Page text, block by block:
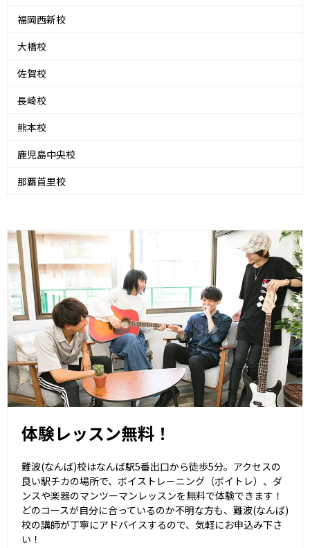
福岡西新校
大橋校
佐賀校
長崎校
熊本校
鹿児島中央校
那覇首里校
体験レッスン無料！
難波(なんば)校はなんば駅5番出口から徒歩5分。アクセスの
良い駅チカの場所で、ボイストレーニング（ボイトレ）、ダ
ンスや楽器のマンツーマンレッスンを無料で体験できます！
どのコースが自分に合っているのか不明な方も、難波(なんば)
校の講師が丁寧にアドバイスするので、気軽にお申込み下さ
い！